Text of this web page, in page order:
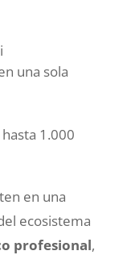
una sola
1.000
en una
ecosistema
profesional,